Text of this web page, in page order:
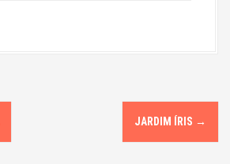
JARDIM ÍRIS →